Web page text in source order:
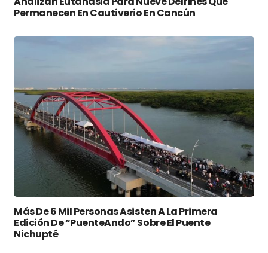
Permanecen En Cautiverio En Cancún
Más De 6 Mil Personas Asisten A La Primera
Edición De “PuenteAndo” Sobre El Puente
Nichupté